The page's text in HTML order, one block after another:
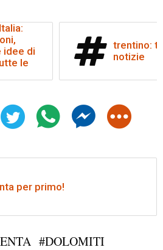
idee di
le
trentino:
notizie
per primo!
#DOLOMITI